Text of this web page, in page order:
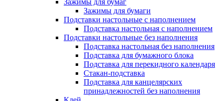
Зажимы для бумаг
Зажимы для бумаги
Подставки настольные с наполнением
Подставка настольная с наполнением
Подставки настольные без наполнения
Подставка настольная без наполнения
Подставка для бумажного блока
Подставка для перекидного календаря
Стакан-подставка
Подставка для канцелярских
принадлежностей без наполнения